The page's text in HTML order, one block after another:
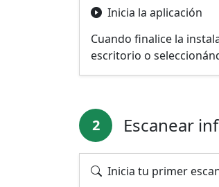
Inicia la aplicación
Cuando finalice la
escritorio o
2 Escanear
Inicia tu primer